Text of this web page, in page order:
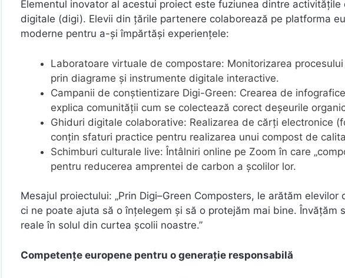
Elementul inovator al acestui proiect este fuziunea dintre
digitale (digi). Elevii din țările partenere colaborează pe platforma
moderne pentru a-și împărtăși experiențele:
Laboratoare virtuale de compostare: Monitorizarea
prin diagrame și instrumente digitale interactive.
Campanii de conștientizare Digi-Green: Crearea de
explica comunității cum se colectează corect deșeurile
Ghiduri digitale colaborative: Realizarea de cărți electronice
conțin sfaturi practice pentru realizarea unui compost de
Schimburi culturale live: Întâlniri online pe Zoom în care
pentru reducerea amprentei de carbon a școlilor lor.
Mesajul proiectului: „Prin Digi–Green Composters, le arătăm
ci ne poate ajuta să o înțelegem și să o protejăm mai bine. Învățăm
reale în solul din curtea școlii noastre.”
Competențe europene pentru o generație responsabilă